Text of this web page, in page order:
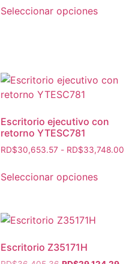
Seleccionar opciones
Escritorio ejecutivo con
retorno YTESC781
RD$30,653.57 - RD$33,748.00
Seleccionar opciones
Escritorio Z35171H